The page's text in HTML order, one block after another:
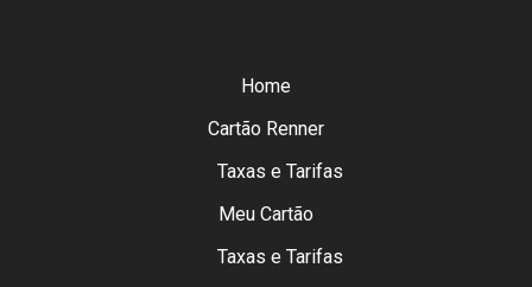
Home
Cartão Renner
Taxas e Tarifas
Meu Cartão
Taxas e Tarifas